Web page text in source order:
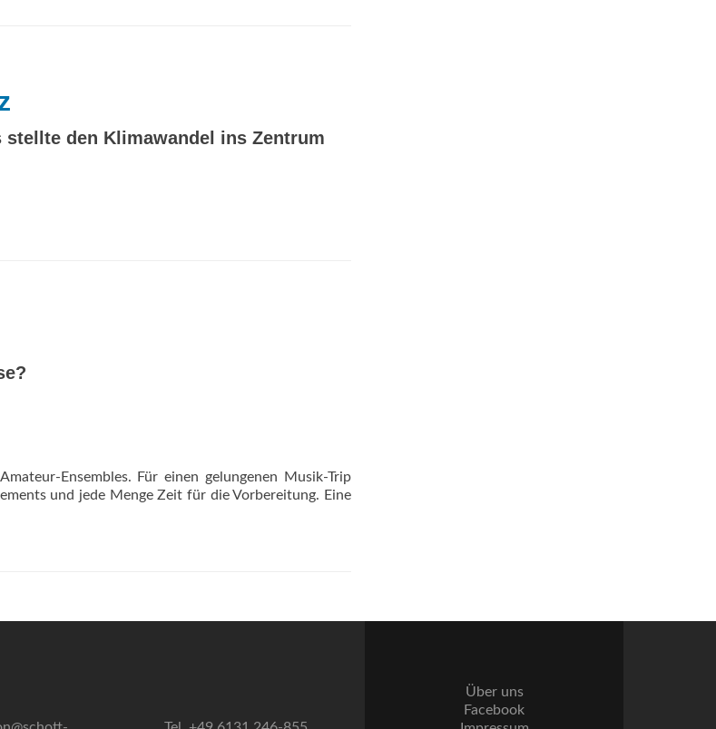
den Klimawandel ins Zentrum
Ensembles. Für einen gelungenen Musik-Trip
und jede Menge Zeit für die Vorbereitung. Eine
Über uns
Facebook